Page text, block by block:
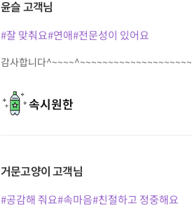
윤슬고객님
#잘 맞춰요#연애#전문성이 있어요
감사합니다^~~~~^~~~~~~~~~~~~~~~~~~~~
속시원한
거문고양이고객님
#공감해 줘요#속마음#친절하고 정중해요